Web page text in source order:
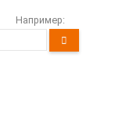
Например: